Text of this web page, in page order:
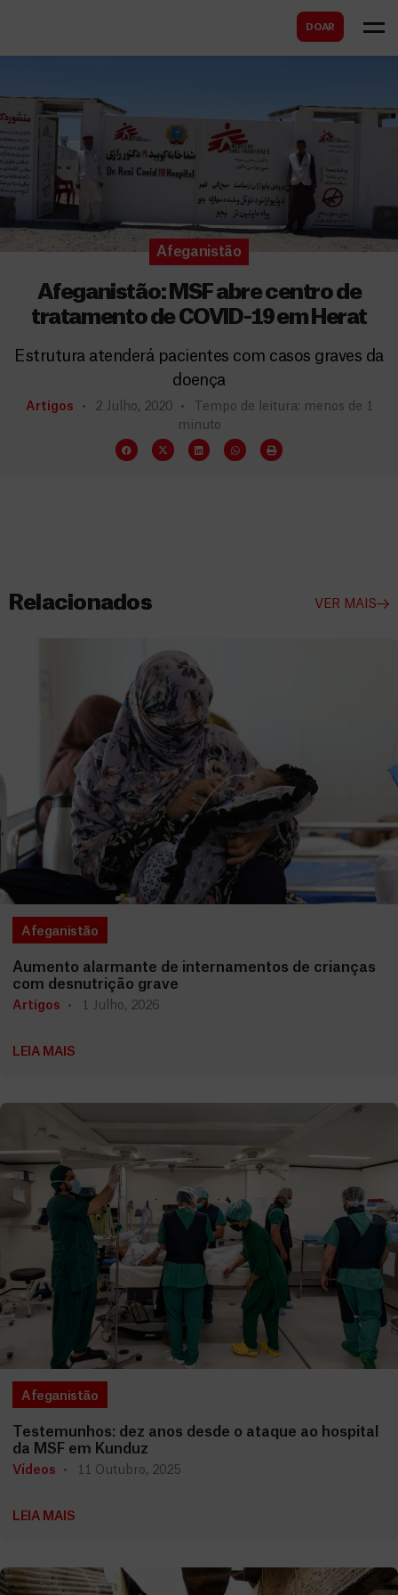
DOAR
Afeganistão
Afeganistão: MSF abre centro de
tratamento de COVID-19 em Herat
Estrutura atenderá pacientes com casos graves da
doença
Artigos 2 Julho, 2020
Tempo de leitura: menos de 1
minuto
Relacionados VER MAIS
Afeganistão
Aumento alarmante de internamentos de crianças
com desnutrição grave
Artigos 1 Julho, 2026
LEIA MAIS
Afeganistão
Testemunhos: dez anos desde o ataque ao hospital
da MSF em Kunduz
Vídeos 11 Outubro, 2025
LEIA MAIS
a